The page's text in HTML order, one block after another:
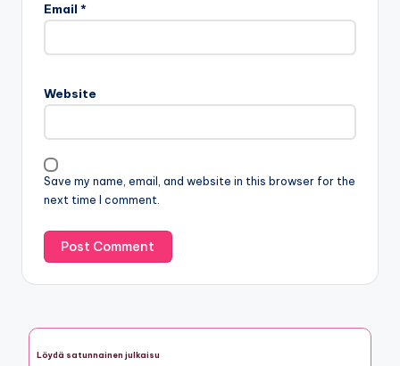
Save my name, email, and website in this browser for the